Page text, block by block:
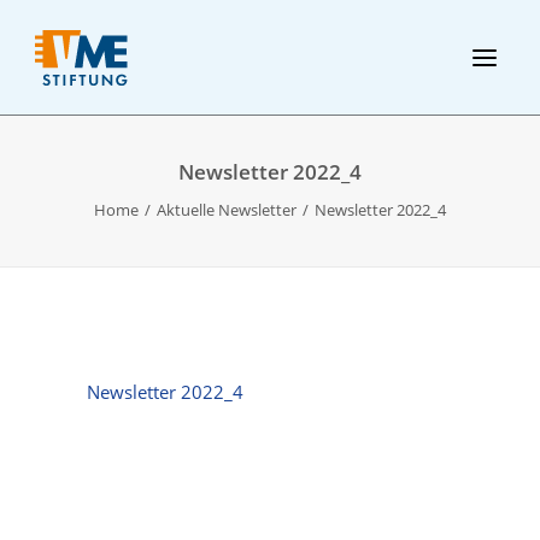
Newsletter 2022_4
Home Aktuelle Newsletter Newsletter 2022_4
Newsletter 2022_4